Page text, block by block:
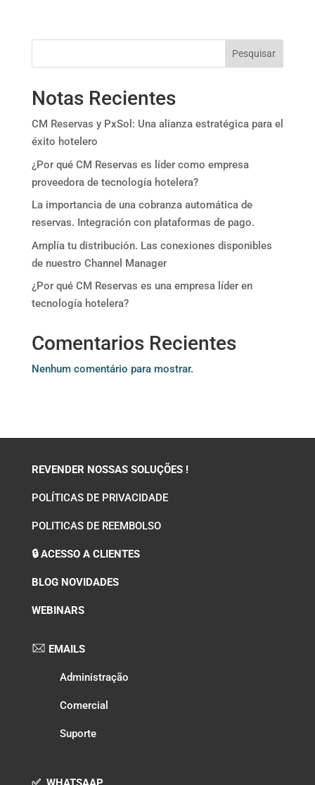
Pesquisar
Notas Recientes
CM Reservas y PxSol: Una alianza estratégica para el
éxito hotelero
¿Por qué CM Reservas es líder como empresa
proveedora de tecnología hotelera?
La importancia de una cobranza automática de
reservas. Integración con plataformas de pago.
Amplía tu distribución. Las conexiones disponibles
de nuestro Channel Manager
¿Por qué CM Reservas es una empresa líder en
tecnología hotelera?
Comentarios Recientes
Nenhum comentário para mostrar.
REVENDER NOSSAS SOLUÇÕES !
POLÍTICAS DE PRIVACIDADE
POLITICAS DE REEMBOLSO
🔒 ACESSO A CLIENTES
BLOG NOVIDADES
WEBINARS
EMAILS
Administração
Comercial
Suporte